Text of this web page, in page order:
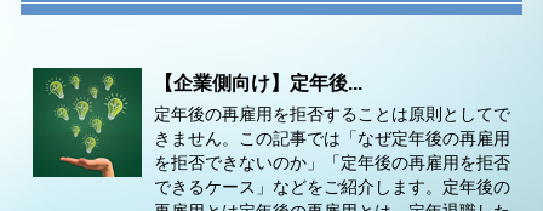
【企業側向け】定年後...
定年後の再雇用を拒否することは原則としてで
きません。この記事では「なぜ定年後の再雇用
を拒否できないのか」「定年後の再雇用を拒否
できるケース」などをご紹介します。定年後の